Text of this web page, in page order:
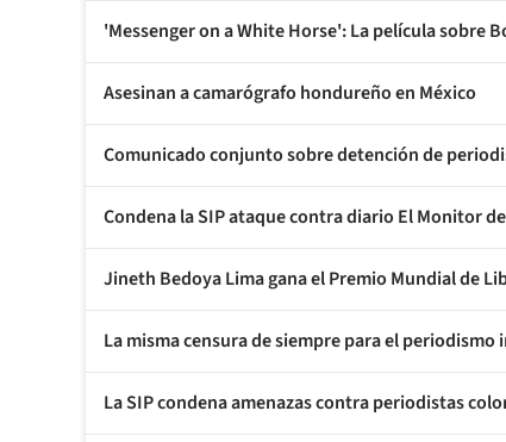
'Messenger on a White Horse': La película sobre
Asesinan a camarógrafo hondureño en México
Comunicado conjunto sobre detención de
Condena la SIP ataque contra diario El Monitor
Jineth Bedoya Lima gana el Premio Mundial de
La misma censura de siempre para el periodismo
La SIP condena amenazas contra periodistas